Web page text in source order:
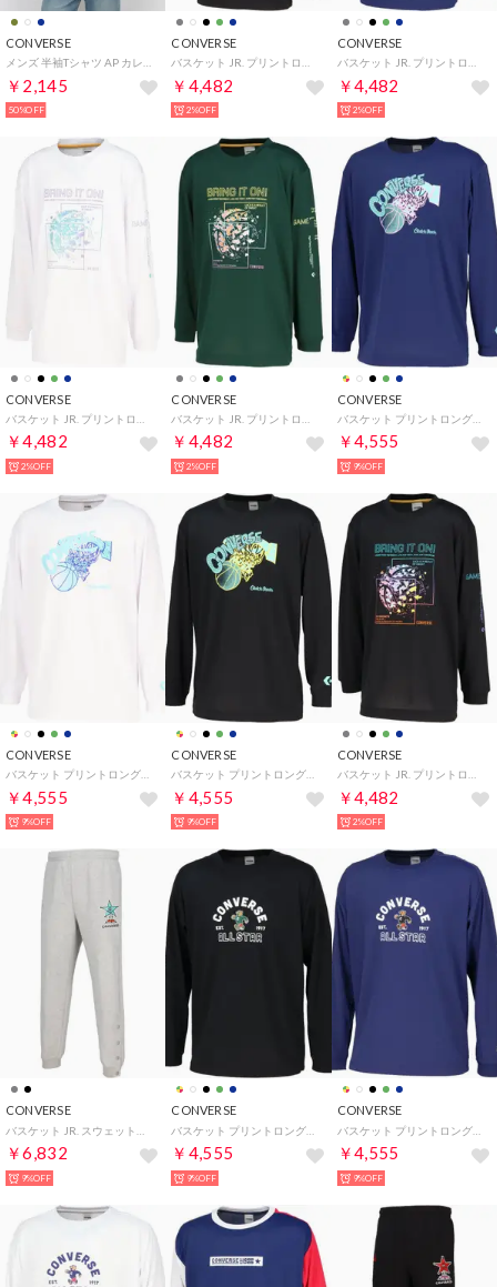
CONVERSE
メンズ 半袖Tシャツ AP カレッジ PT S/S Tシャツ 40300171 （LITHGT KHAKI）
￥2,145
50%OFF
CONVERSE
バスケット JR. プリントロングスリーブ CB452355L （1915 ブラック×グレー）
￥4,482
2%OFF
CONVERSE
バスケット JR. プリントロングスリーブ CB452355L （2800 C.ネイビー）
￥4,482
2%OFF
CONVERSE
￥4,482
2%OFF
CONVERSE
￥4,482
2%OFF
CONVERSE
バスケット プリントロングスリーブシャツ CB252365L （2800 C.ネイビー）
￥4,555
9%OFF
CONVERSE
￥4,555
9%OFF
CONVERSE
￥4,555
9%OFF
CONVERSE
￥4,482
2%OFF
CONVERSE
￥6,832
9%OFF
CONVERSE
￥4,555
9%OFF
CONVERSE
バスケット プリントロングスリーブシャツ CB252359L （2800 C.ネイビー）
￥4,555
9%OFF